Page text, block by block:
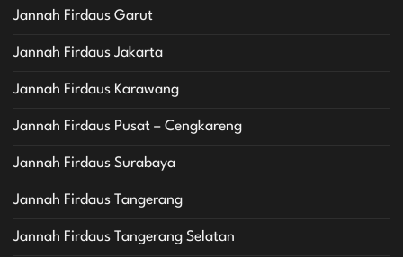
Jannah Firdaus Garut
Jannah Firdaus Jakarta
Jannah Firdaus Karawang
Jannah Firdaus Pusat – Cengkareng
Jannah Firdaus Surabaya
Jannah Firdaus Tangerang
Jannah Firdaus Tangerang Selatan